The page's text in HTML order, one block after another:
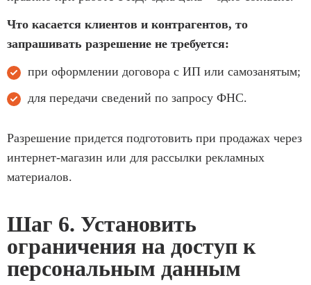
Что касается клиентов и контрагентов, то
запрашивать разрешение не требуется:
при оформлении договора с ИП или самозанятым;
для передачи сведений по запросу ФНС.
Разрешение придется подготовить при продажах через
интернет-магазин или для рассылки рекламных
материалов.
Шаг 6. Установить
ограничения на доступ к
персональным данным